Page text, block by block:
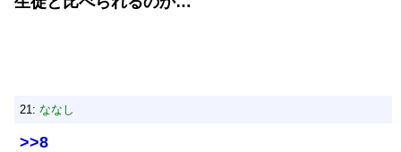
21: ななし
>>8